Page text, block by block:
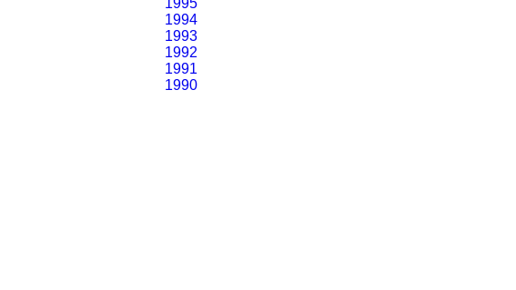
1994
1993
1992
1991
1990